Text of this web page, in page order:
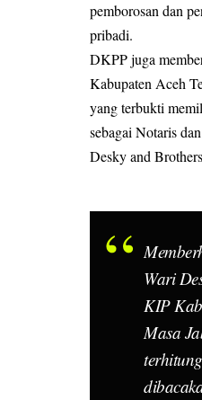
pemborosan dan
pribadi.
DKPP juga
Kabupaten Aceh
yang terbukti
sebagai Notaris
Desky and
Wari
KIP
Masa